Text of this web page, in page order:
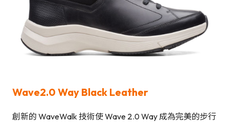
Wave2.0 Way Black Leather
創新的 WaveWalk 技術使 Wave 2.0 Way 成為完美的步行